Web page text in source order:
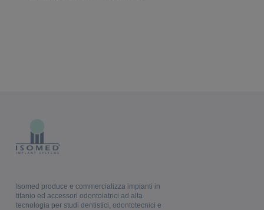
Isomed produce e commercializza impianti in
titanio ed accessori odontoiatrici ad alta
tecnologia per studi dentistici, odontotecnici e